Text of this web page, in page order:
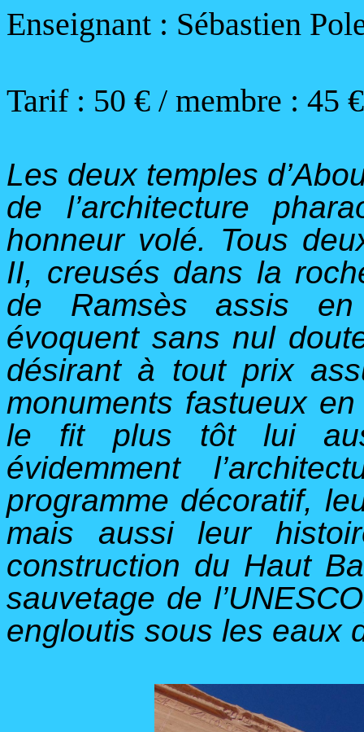
Enseignant : Sébastien
Tarif : 50 € / membre : 45 €
Les deux temples
de l’architecture
honneur volé. Tous
II, creusés dans la
de Ramsès assis
évoquent sans nul
désirant à tout prix
monuments fastueux
le fit plus tôt lui
évidemment
programme décoratif,
mais aussi leur
construction du Haut
sauvetage de
engloutis sous les eaux